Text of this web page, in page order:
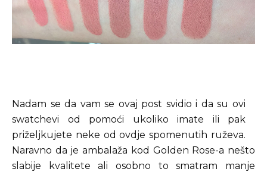
Nadam se da vam se ovaj post svidio i da su ovi
swatchevi od pomoći ukoliko imate ili pak
priželjkujete neke od ovdje spomenutih ruževa.
Naravno da je ambalaža kod Golden Rose-a nešto
slabije kvalitete ali osobno to smatram manje